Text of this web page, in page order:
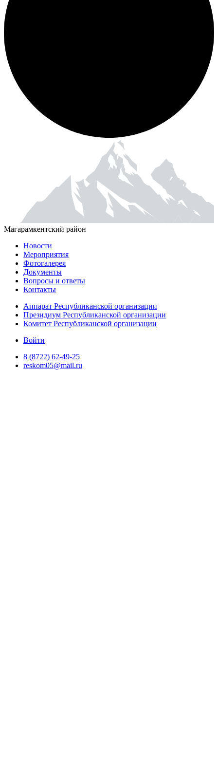
Магарамкентский район
Новости
Мероприятия
Фотогалерея
Документы
Вопросы и ответы
Контакты
Аппарат Республиканской организации
Президиум Республиканской организации
Комитет Республиканской организации
Войти
8 (8722) 62-49-25
reskom05@mail.ru